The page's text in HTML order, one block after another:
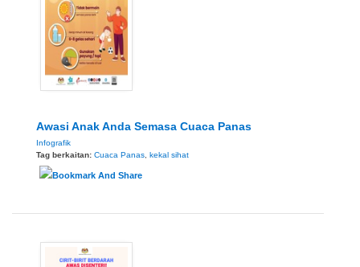
Awasi Anak Anda Semasa Cuaca Panas
Infografik
Tag berkaitan: Cuaca Panas kekal sihat